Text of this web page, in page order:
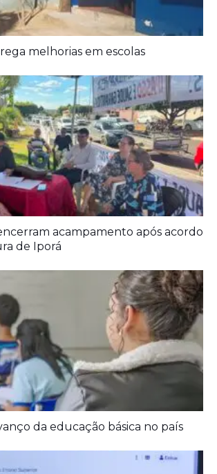
melhorias em escolas
acampamento após acordo
de Iporá
da educação básica no país